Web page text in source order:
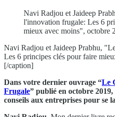
Navi Radjou et Jaideep
l'innovation frugale: Les 6
mieux avec moins", octobre
Navi Radjou et Jaideep Prabhu,
Les 6 principes clés pour faire
[/caption]
Dans votre dernier ouvrage “Le
Frugale” publié en octobre
conseils aux entreprises pour se